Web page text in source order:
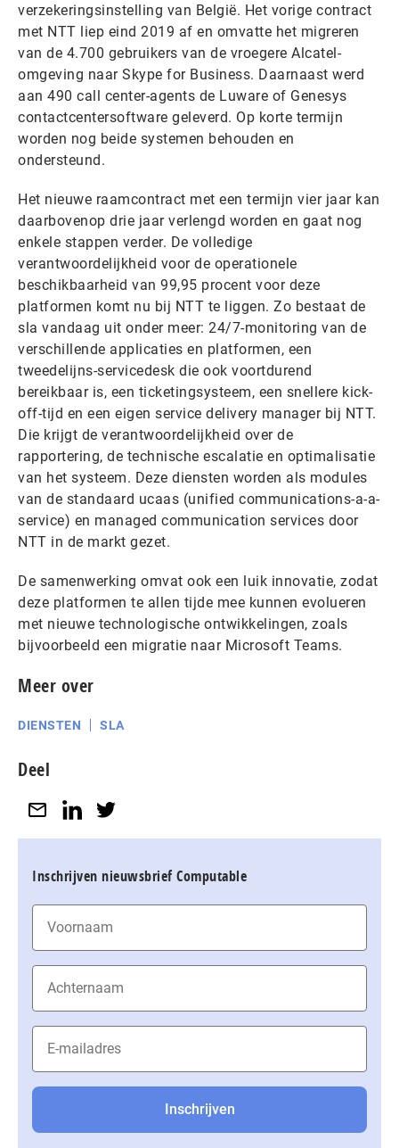
verzekeringsinstelling van België. Het vorige contract
met NTT liep eind 2019 af en omvatte het migreren
van de 4.700 gebruikers van de vroegere Alcatel-
omgeving naar Skype for Business. Daarnaast werd
aan 490 call center-agents de Luware of Genesys
contactcentersoftware geleverd. Op korte termijn
worden nog beide systemen behouden en
ondersteund.
Het nieuwe raamcontract met een termijn vier jaar kan
daarbovenop drie jaar verlengd worden en gaat nog
enkele stappen verder. De volledige
verantwoordelijkheid voor de operationele
beschikbaarheid van 99,95 procent voor deze
platformen komt nu bij NTT te liggen. Zo bestaat de
sla vandaag uit onder meer: 24/7-monitoring van de
verschillende applicaties en platformen, een
tweedelijns-servicedesk die ook voortdurend
bereikbaar is, een ticketingsysteem, een snellere kick-
off-tijd en een eigen service delivery manager bij NTT.
Die krijgt de verantwoordelijkheid over de
rapportering, de technische escalatie en optimalisatie
van het systeem. Deze diensten worden als modules
van de standaard ucaas (unified communications-a-a-
service) en managed communication services door
NTT in de markt gezet.
De samenwerking omvat ook een luik innovatie, zodat
deze platformen te allen tijde mee kunnen evolueren
met nieuwe technologische ontwikkelingen, zoals
bijvoorbeeld een migratie naar Microsoft Teams.
Meer over
DIENSTEN SLA
Deel
Inschrijven nieuwsbrief Computable